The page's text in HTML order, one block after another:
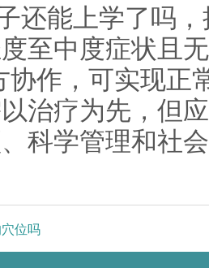
还能上学了吗
至中度症状且
协作，可实现正
治疗为先，但
科学管理和社
位吗